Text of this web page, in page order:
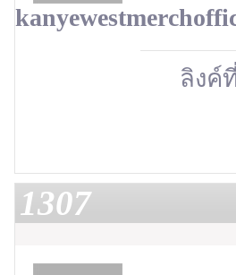
ลิงค์
1307